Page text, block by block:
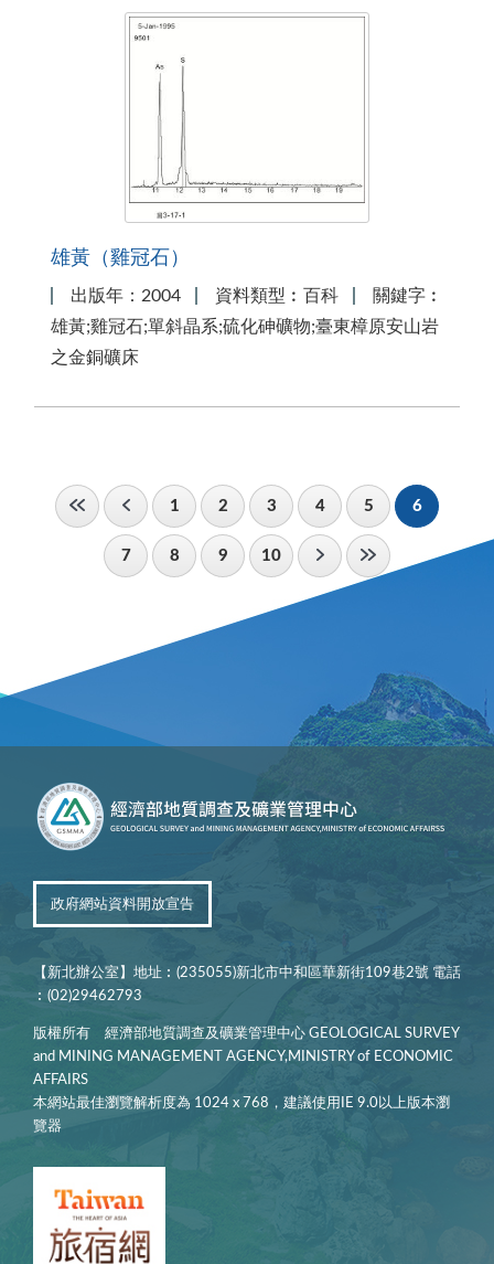
雄黃（雞冠石）
出版年：2004 資料類型︰百科
關鍵字︰
雄黃;雞冠石;單斜晶系;硫化砷礦物;臺東樟原安山岩
之金銅礦床
1 2 3 4 5 6
7 8 9 10
政府網站資料開放宣告
【新北辦公室】地址︰(235055)新北市中和區華新街109巷2號 電話
︰(02)29462793
版權所有 經濟部地質調查及礦業管理中心 GEOLOGICAL SURVEY
and MINING MANAGEMENT AGENCY,MINISTRY of ECONOMIC
AFFAIRS
本網站最佳瀏覽解析度為 1024 x 768，建議使用IE 9.0以上版本瀏
覽器